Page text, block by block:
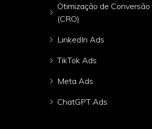
Otimização de Conversão
(CRO)
LinkedIn Ads
TikTok Ads
Meta Ads
ChatGPT Ads